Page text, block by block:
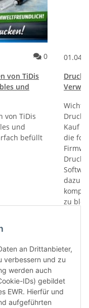
Kommentare
0
von TiDis
und
von TiDis
und
befüllt
Kauf
die
dazu
zu
„6-
das
an Drittanbieter,
verbessern und zu
werden auch
IDs) gebildet
EWR. Hierfür und
aufgeführten